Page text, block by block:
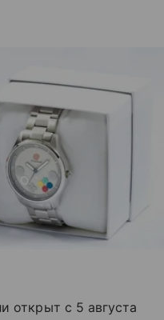
открыт с 5 августа